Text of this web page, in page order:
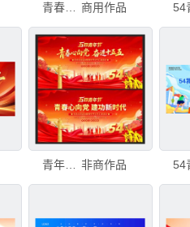
青春心向党 商用作品
青年节展板 非商作品